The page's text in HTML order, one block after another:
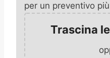
per un preventivo
Trascina